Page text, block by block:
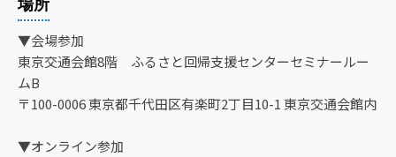
▼会場参加
東京交通会館8階 ふるさと回帰支援センターセミナールー
ムB
〒100-0006 東京都千代田区有楽町2丁目10-1 東京交通会館内
▼オンライン参加